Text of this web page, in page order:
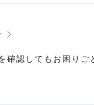
確認してもお困り